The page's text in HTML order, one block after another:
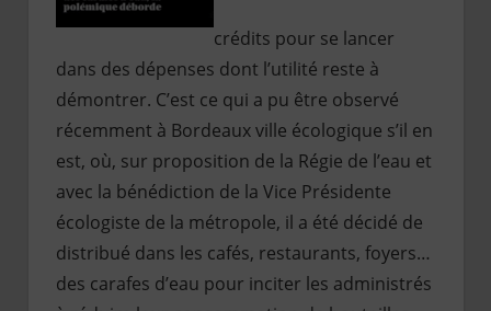
crédits pour se lancer
dans des dépenses dont l’utilité reste à
démontrer. C’est ce qui a pu être observé
récemment à Bordeaux ville écologique s’il en
est, où, sur proposition de la Régie de l’eau et
avec la bénédiction de la Vice Présidente
écologiste de la métropole, il a été décidé de
distribué dans les cafés, restaurants, foyers…
des carafes d’eau pour inciter les administrés